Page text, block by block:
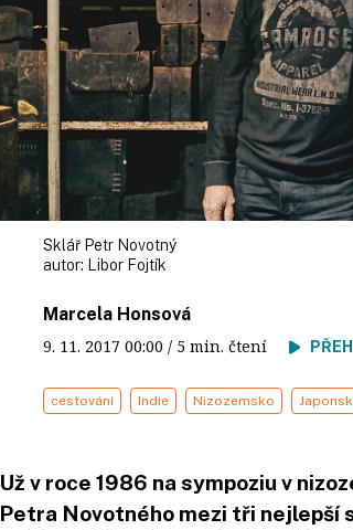
Sklář Petr Novotný
autor: Libor Fojtík
Marcela Honsová
9. 11. 2017 00:00 / 5 min. čtení
cestování Indie Nizozemsko
Už v roce 1986 na sympoziu v
Petra Novotného mezi tři nejlepší